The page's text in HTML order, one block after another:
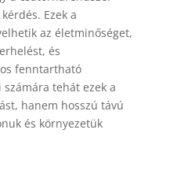
Ezek a
az életminőséget,
és
fenntartható
tehát ezek a
hanem hosszú távú
és környezetük